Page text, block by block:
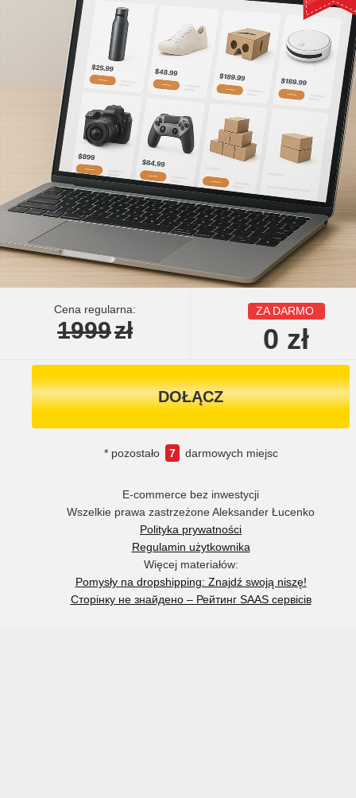
Cena regularna:
1999zł
ZA DARMO
0 zł
DOŁĄCZ
* pozostało 7 darmowych miejsc
E-commerce bez inwestycji
Wszelkie prawa zastrzeżone Aleksander Łucenko
Polityka prywatności
Regulamin użytkownika
Więcej materiałów:
Pomysły na dropshipping: Znajdź swoją niszę!
Сторінку не знайдено – Рейтинг SAAS сервісів